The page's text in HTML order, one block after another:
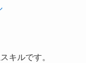
キルです。